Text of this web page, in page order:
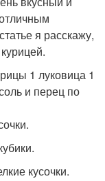
я расскажу,
1 луковица 1
и перец по
кусочки.